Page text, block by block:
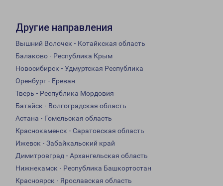
Другие направления
Вышний Волочек - Котайкская область
Балаково - Республика Крым
Новосибирск - Удмуртская Республика
Оренбург - Ереван
Тверь - Республика Мордовия
Батайск - Волгоградская область
Астана - Гомельская область
Краснокаменск - Саратовская область
Ижевск - Забайкальский край
Димитровград - Архангельская область
Нижнекамск - Республика Башкортостан
Красноярск - Ярославская область